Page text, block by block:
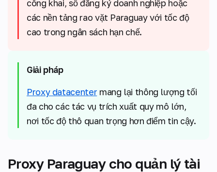
công khai, sổ đăng ký doanh nghiệp hoặc
các nền tảng rao vặt Paraguay với tốc độ
cao trong ngân sách hạn chế.
Giải pháp
Proxy datacenter mang lại thông lượng tối
đa cho các tác vụ trích xuất quy mô lớn,
nơi tốc độ thô quan trọng hơn điểm tin cậy.
Proxy Paraguay cho quản lý tài